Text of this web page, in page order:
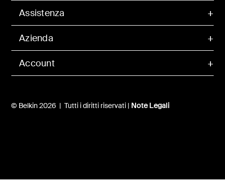
Account
Assistenza
Azienda
© Belkin 2026 | Tutti i diritti riservati | Note Legali